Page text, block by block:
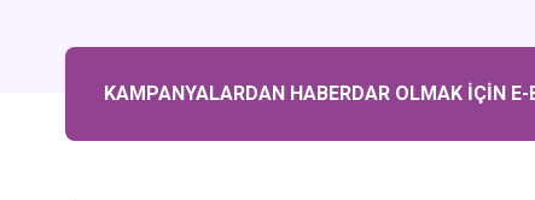
KAMPANYALARDAN HABERDAR OLMAK İÇİN